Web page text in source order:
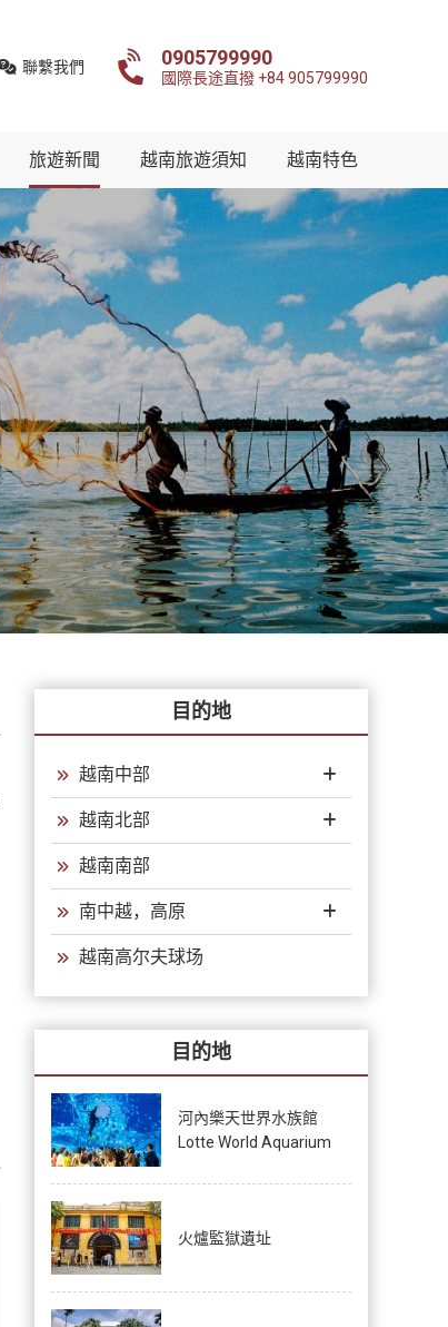
聯繫我們 0905799990
國際長途直撥 +84 905799990
旅遊新聞 越南旅遊須知 越南特色
目的地
越南中部
越南北部
越南南部
南中越，高原
越南高尔夫球场
目的地
河內樂天世界水族館
Lotte World Aquarium
火爐監獄遺址